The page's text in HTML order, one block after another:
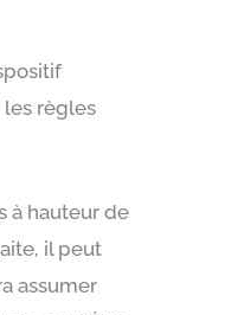
les règles
à hauteur de
il peut
assumer